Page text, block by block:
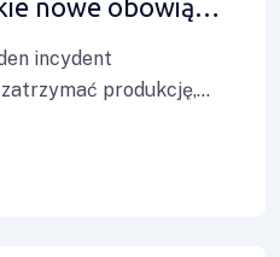
nowe obowiązki
incydent
produkcję,
lub ujawnić